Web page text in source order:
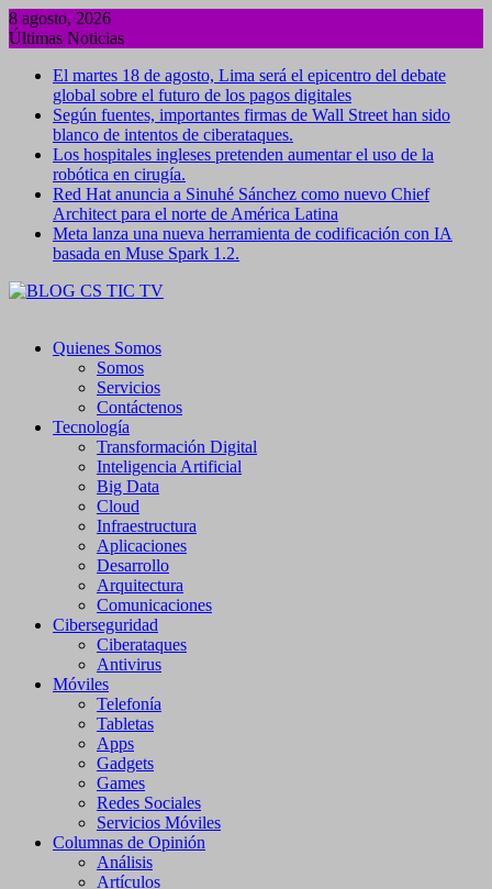
Saltar
al
8 agosto, 2026
Últimas Noticias
El martes 18 de agosto, Lima será el epicentro del debate
global sobre el futuro de los pagos digitales
Según fuentes, importantes firmas de Wall Street han sido
blanco de intentos de ciberataques.
Los hospitales ingleses pretenden aumentar el uso de la
robótica en cirugía.
Red Hat anuncia a Sinuhé Sánchez como nuevo Chief
Architect para el norte de América Latina
Meta lanza una nueva herramienta de codificación con IA
basada en Muse Spark 1.2.
Quienes Somos
Somos
Servicios
Contáctenos
Tecnología
Transformación Digital
Inteligencia Artificial
Big Data
Cloud
Infraestructura
Aplicaciones
Desarrollo
Arquitectura
Comunicaciones
Ciberseguridad
Ciberataques
Antivirus
Móviles
Telefonía
Tabletas
Apps
Gadgets
Games
Redes Sociales
Servicios Móviles
Columnas de Opinión
Análisis
Artículos